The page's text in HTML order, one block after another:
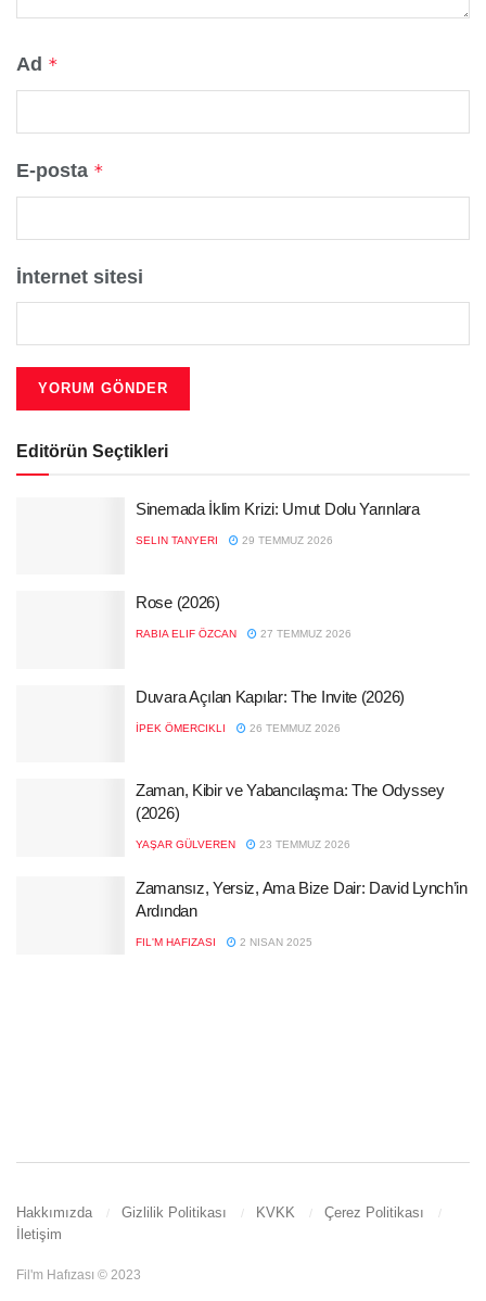
Ad *
E-posta *
İnternet sitesi
Editörün Seçtikleri
Sinemada İklim Krizi: Umut Dolu Yarınlara
SELIN TANYERI 29 TEMMUZ 2026
Rose (2026)
RABIA ELIF ÖZCAN 27 TEMMUZ 2026
Duvara Açılan Kapılar: The Invite (2026)
İPEK ÖMERCIKLI 26 TEMMUZ 2026
Zaman, Kibir ve Yabancılaşma: The Odyssey
(2026)
YAŞAR GÜLVEREN 23 TEMMUZ 2026
Zamansız, Yersiz, Ama Bize Dair: David Lynch’in
Ardından
FIL'M HAFIZASI 2 NISAN 2025
Hakkımızda Gizlilik Politikası KVKK
Çerez Politikası
İletişim
Fil'm Hafızası © 2023